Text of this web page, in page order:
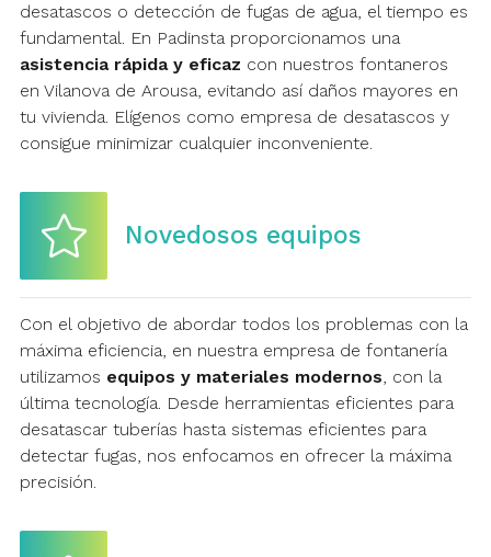
desatascos o detección de fugas de agua, el tiempo es
fundamental. En Padinsta proporcionamos una
asistencia rápida y eficaz con nuestros fontaneros
en Vilanova de Arousa, evitando así daños mayores en
tu vivienda. Elígenos como empresa de desatascos y
consigue minimizar cualquier inconveniente.
Novedosos equipos
Con el objetivo de abordar todos los problemas con la
máxima eficiencia, en nuestra empresa de fontanería
utilizamos equipos y materiales modernos, con la
última tecnología. Desde herramientas eficientes para
desatascar tuberías hasta sistemas eficientes para
detectar fugas, nos enfocamos en ofrecer la máxima
precisión.